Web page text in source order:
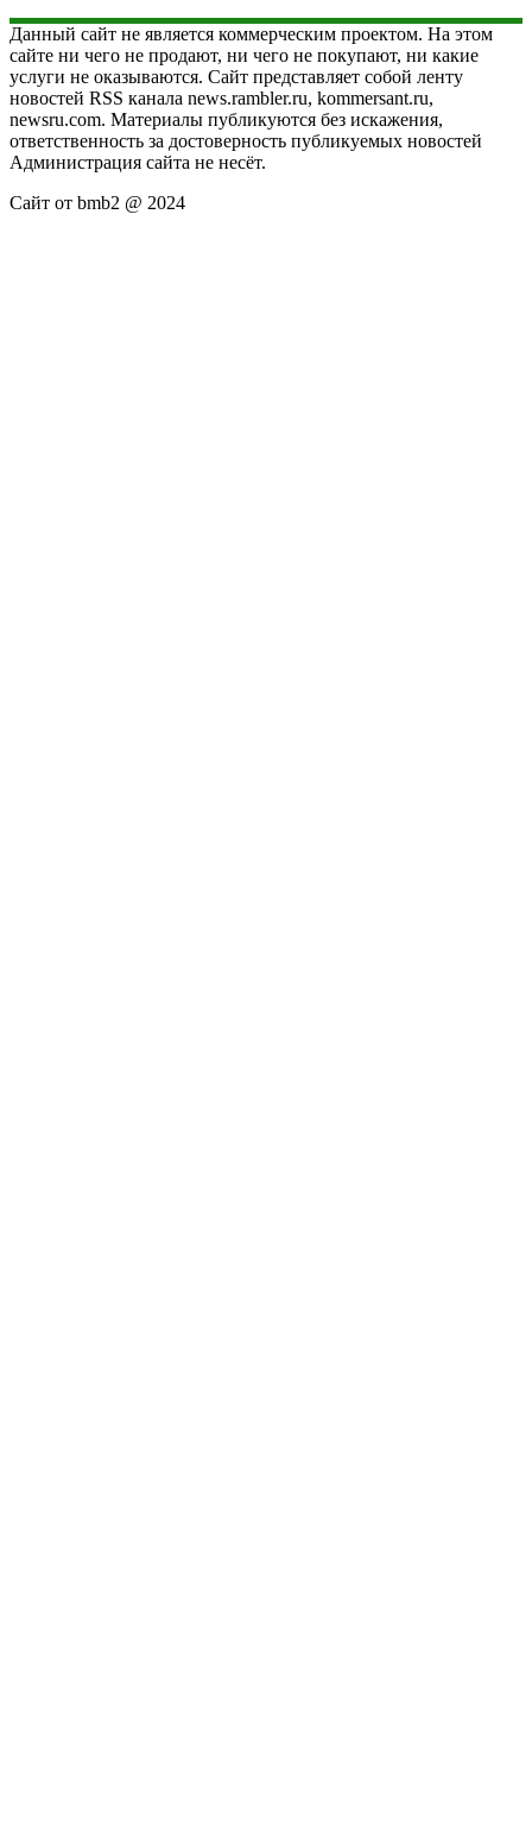
Данный сайт не является коммерческим проектом. На этом
сайте ни чего не продают, ни чего не покупают, ни какие
услуги не оказываются. Сайт представляет собой ленту
новостей RSS канала news.rambler.ru, kommersant.ru,
newsru.com. Материалы публикуются без искажения,
ответственность за достоверность публикуемых новостей
Администрация сайта не несёт.
Сайт от bmb2 @ 2024